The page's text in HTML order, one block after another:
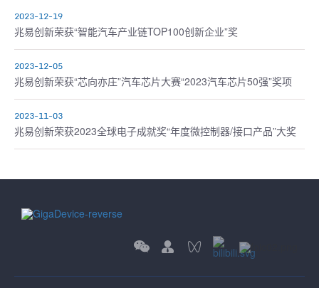
2023-12-19
兆易创新荣获“智能汽车产业链TOP100创新企业”奖
2023-12-05
兆易创新荣获“芯向亦庄”汽车芯片大赛“2023汽车芯片50强”奖项
2023-11-03
兆易创新荣获2023全球电子成就奖“年度微控制器/接口产品”大奖